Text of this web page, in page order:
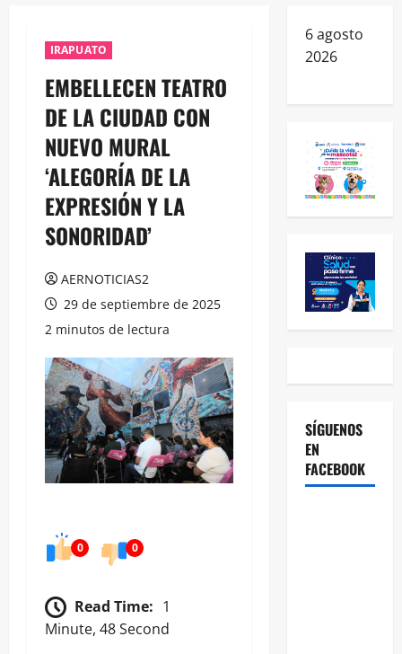
IRAPUATO
EMBELLECEN TEATRO
DE LA CIUDAD CON
NUEVO MURAL
‘ALEGORÍA DE LA
EXPRESIÓN Y LA
SONORIDAD’
AERNOTICIAS2
29 de septiembre de 2025
2 minutos de lectura
0 0
Read Time: 1
Minute, 48 Second
6 agosto
2026
SÍGUENOS
EN
FACEBOOK